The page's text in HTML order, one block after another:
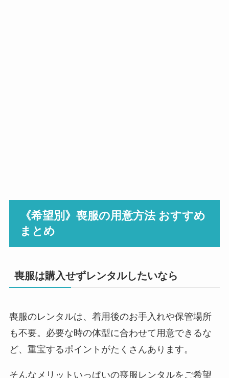
《希望別》喪服の用意方法 おすすめ
まとめ
喪服は購入せずレンタルしたいなら
喪服のレンタルは、着用後のお手入れや保管場所
も不要。必要な時の体型に合わせて用意できるな
ど、重宝するポイントがたくさんあります。
そんなメリットいっぱいの喪服レンタルをご希望